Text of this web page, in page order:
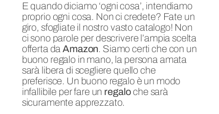
E quando diciamo ‘ogni cosa’, intendiamo
proprio ogni cosa. Non ci credete? Fate un
giro, sfogliate il nostro vasto catalogo! Non
ci sono parole per descrivere l’ampia scelta
offerta daAmazon. Siamo certi che con un
buono regalo in mano, la persona amata
sarà libera di scegliere quello che
preferisce. Un buono regalo è un modo
infallibile per fare un regaloche sarà
sicuramente apprezzato.